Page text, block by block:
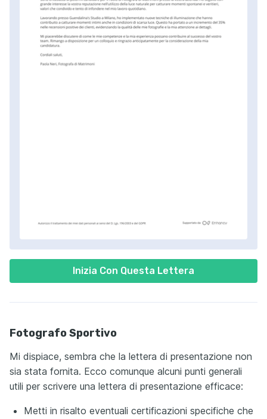
Inizia Con Questa Lettera
Fotografo Sportivo
Mi dispiace, sembra che la lettera di presentazione non
sia stata fornita. Ecco comunque alcuni punti generali
utili per scrivere una lettera di presentazione efficace:
Metti in risalto eventuali certificazioni specifiche che